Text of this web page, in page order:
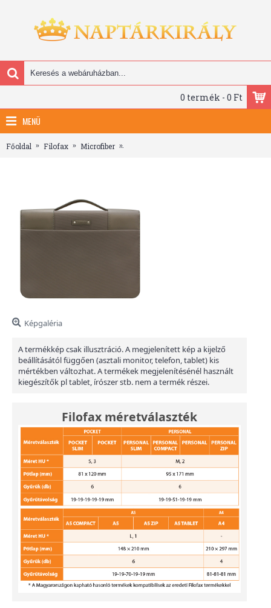
0 termék - 0 Ft
MENÜ
Főoldal Filofax Microfiber
Képgaléria
A termékkép csak illusztráció. A megjelenített kép a kijelző
beállításától függően (asztali monitor, telefon, tablet) kis
mértékben változhat. A termékek megjelenítésénél használt
kiegészítők pl tablet, írószer stb. nem a termék részei.
Filofax méretválaszték